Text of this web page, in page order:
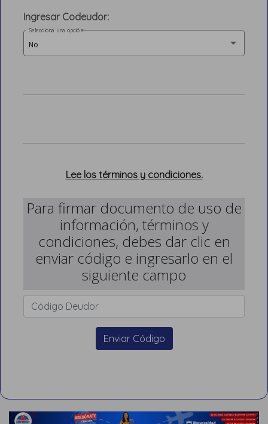
Ingresar Codeudor:
No
Selecciona una opción:
Lee los términos y condiciones.
Para firmar documento de uso de
información, términos y
condiciones, debes dar clic en
enviar código e ingresarlo en el
siguiente campo
Enviar Código